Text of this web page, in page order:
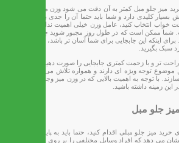
میز جلو مبل کمتر به آن دقت می شود وزن میز است. این
کلیدی دارد و شما باید حتما آن را جدی بگیرید. زمانی
انتخاب کنید، عامل وزن خیلی اهمیت ندارد اما در میز
ممکن است که در طول روز مجبور شوید چند مرتبه میز
اینکه این جابجایی برای شما آسان تر باشد، باید حتما وزن
سبک بگیرید.
تر و با زحمت کمتری جابجایی را صورت دهید. خوشبختانه
موضوع توجه ویژه ای دارند و همواره تلاش می کنند تا سبک
با توجه به اهمیت بالایی که در وزن میز وجود دارد،‌ حتما
این زمینه داشته باشید.
جلو مبل
میز جلو مبلی اقدام کنید، حتما باید به پایه های آن نیز
می دهد که افراد وسایل مختلفی را بر روی عسلی یا میز